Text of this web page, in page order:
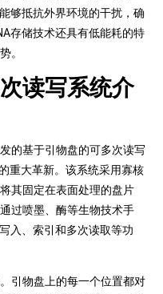
够抵抗外界环境的干扰，确
存储技术还具有低能耗的特
。
读写系统介
的基于引物盘的可多次读写
重大革新。该系统采用寡核
其固定在表面处理的盘片
过喷墨、酶等生物技术手
入、索引和多次读取等功
引物盘上的每一个位置都对